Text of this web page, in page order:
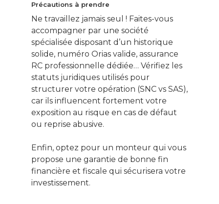
Précautions à prendre
Ne travaillez jamais seul ! Faites-vous
accompagner par une société
spécialisée disposant d’un historique
solide, numéro Orias valide, assurance
RC professionnelle dédiée… Vérifiez les
statuts juridiques utilisés pour
structurer votre opération (SNC vs SAS),
car ils influencent fortement votre
exposition au risque en cas de défaut
ou reprise abusive.
Enfin, optez pour un monteur qui vous
propose une garantie de bonne fin
financière et fiscale qui sécurisera votre
investissement.